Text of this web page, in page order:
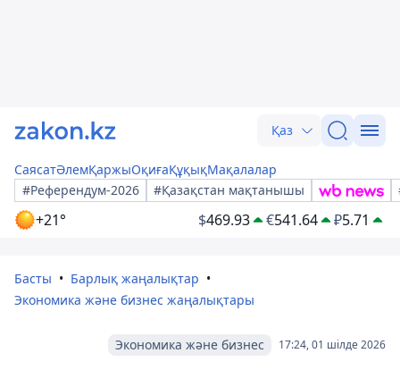
Қаз
СаясатӘлемҚаржыОқиғаҚұқықМақалалар
#Референдум-2026
#Қазақстан мақтанышы
+21° $469.93 €541.64 ₽5.71
Басты
Барлық жаңалықтар
Экономика және бизнес жаңалықтары
17:24, 01 шілде 2026
Экономика және бизнес